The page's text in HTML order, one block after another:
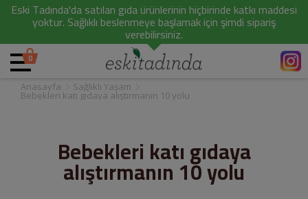
Eski Tadında'da satılan gıda ürünlerinin hiçbirinde katkı maddesi
yoktur. Sağlıklı beslenmeye başlamak için şimdi sipariş
verebilirsiniz.
0
Anasayfa Sağlıklı Yaşam
Bebekleri katı gıdaya alıştırmanın 10 yolu
Bebekleri katı gıdaya
alıştırmanın 10 yolu